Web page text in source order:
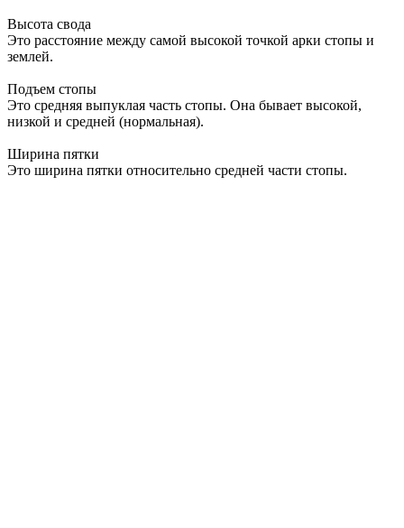
Высота свода
Это расстояние между самой высокой точкой арки стопы и
землей.
Подъем стопы
Это средняя выпуклая часть стопы. Она бывает высокой,
низкой и средней (нормальная).
Ширина пятки
Это ширина пятки относительно средней части стопы.